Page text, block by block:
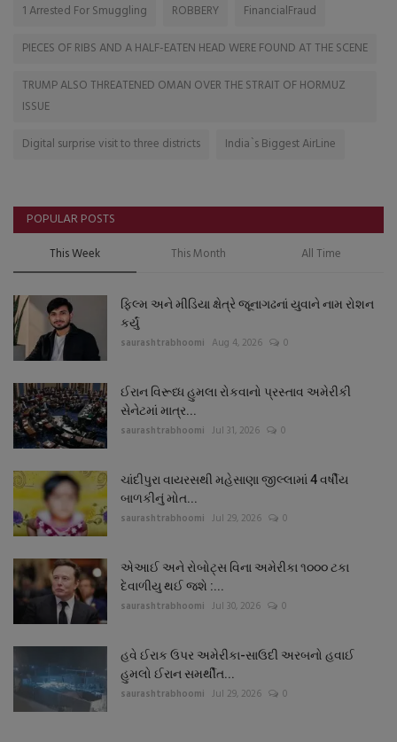
1 Arrested For Smuggling
ROBBERY
FinancialFraud
PIECES OF RIBS AND A HALF-EATEN HEAD WERE FOUND AT THE SCENE
TRUMP ALSO THREATENED OMAN OVER THE STRAIT OF HORMUZ
ISSUE
Digital surprise visit to three districts
India`s Biggest AirLine
POPULAR POSTS
This Week This Month All Time
ફિલ્મ અને મીડિયા ક્ષેત્રે જૂનાગઢનાં યુવાને નામ રોશન
કર્યું
saurashtrabhoomi Aug 4, 2026 0
ઈરાન વિરૂધ્ધ હુમલા રોકવાનો પ્રસ્તાવ અમેરીકી
સેનેટમાં માત્ર...
saurashtrabhoomi Jul 31, 2026 0
ચાંદીપુરા વાયરસથી મહેસાણા જીલ્લામાં 4 વર્ષીય
બાળકીનું મોત...
saurashtrabhoomi Jul 29, 2026 0
એઆઈ અને રોબોટ્સ વિના અમેરીકા ૧૦૦૦ ટકા
દેવાળીયુ થઈ જશે :...
saurashtrabhoomi Jul 30, 2026 0
હવે ઈરાક ઉપર અમેરીકા-સાઉદી અરબનો હવાઈ
હુમલો ઈરાન સમર્થીત...
saurashtrabhoomi Jul 29, 2026 0